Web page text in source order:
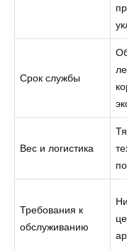
Срок службы
Вес и логистика
Требования к
обслуживанию